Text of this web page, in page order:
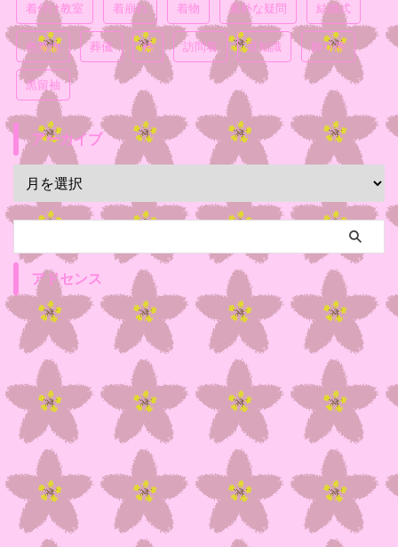
着付け教室 着崩れ 着物 素朴な疑問 結婚式
色無地 葬儀 袴 訪問着 豆知識 飾り帯
黒留袖
アーカイブ
アドセンス